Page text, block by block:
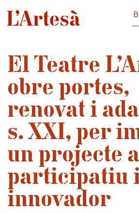
El Teatre
obre portes,
renovat i
s. XXI, per
un projecte
participatiu
innovador